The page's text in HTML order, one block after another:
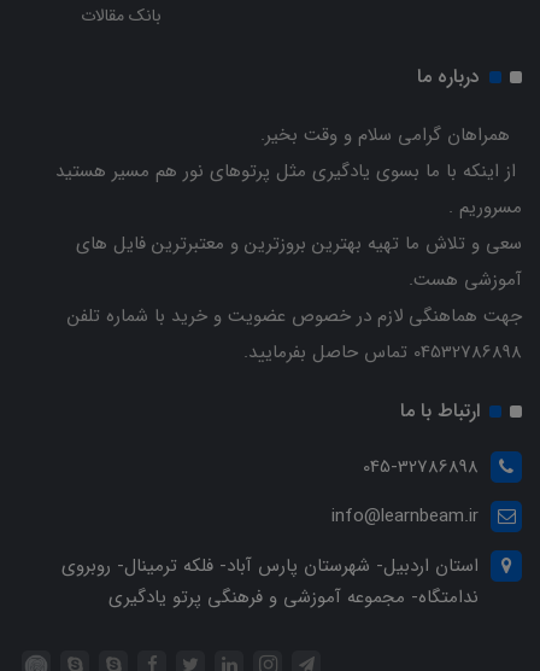
بانک مقالات
درباره ما
همراهان گرامی سلام و وقت بخیر.
از اینکه با ما بسوی یادگیری مثل پرتوهای نور هم مسیر هستید
مسروریم .
سعی و تلاش ما تهیه بهترین بروزترین و معتبرترین فایل های
آموزشی هست.
جهت هماهنگی لازم در خصوص عضویت و خرید با شماره تلفن
04532786898 تماس حاصل بفرمایید.
ارتباط با ما
045-32786898
info@learnbeam.ir
استان اردبیل- شهرستان پارس آباد- فلکه ترمینال- روبروی
ندامتگاه- مجموعه آموزشی و فرهنگی پرتو یادگیری